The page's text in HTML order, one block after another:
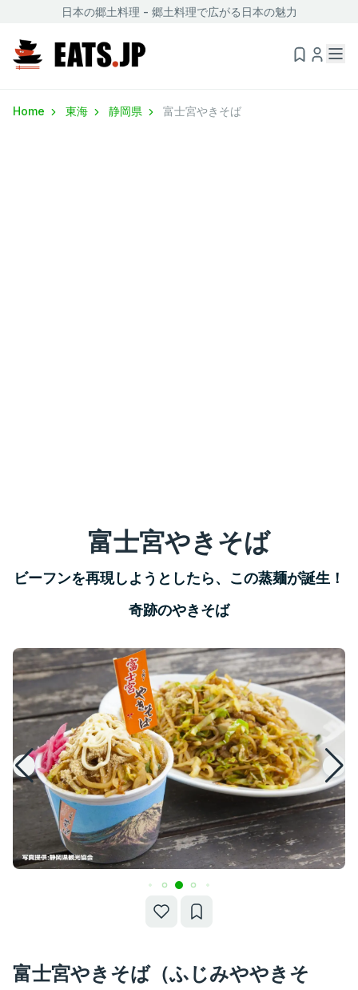
日本の郷土料理 - 郷土料理で広がる日本の魅力
Home 東海 静岡県 富士宮やきそば
富士宮やきそば
ビーフンを再現しようとしたら、この蒸麺が誕生！
奇跡のやきそば
富士宮やきそば（ふじみややきそ